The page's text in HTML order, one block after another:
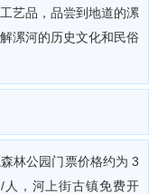
艺品，品尝到地道的漯
漯河的历史文化和民俗
林公园门票价格约为 3
，河上街古镇免费开